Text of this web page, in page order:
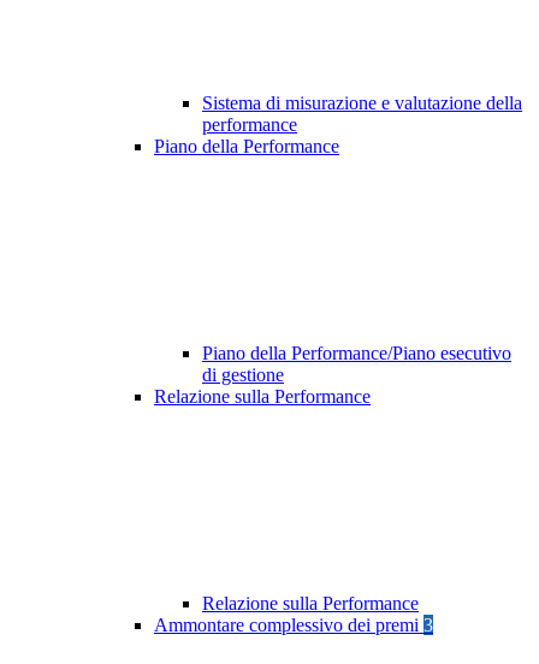
Sistema di misurazione e valutazione della
performance
Piano della Performance
Piano della Performance/Piano esecutivo
di gestione
Relazione sulla Performance
Relazione sulla Performance
Ammontare complessivo dei premi 3